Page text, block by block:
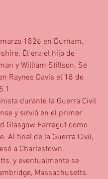
1826 en Durham,
Él era el hijo de
y William Stillson. Se
Raynes Davis el 18 de
durante la Guerra Civil
y sirvió en el primer
Glasgow Farragut como
Al final de la Guerra Civil,
a Charlestown,
y eventualmente se
Massachusetts.